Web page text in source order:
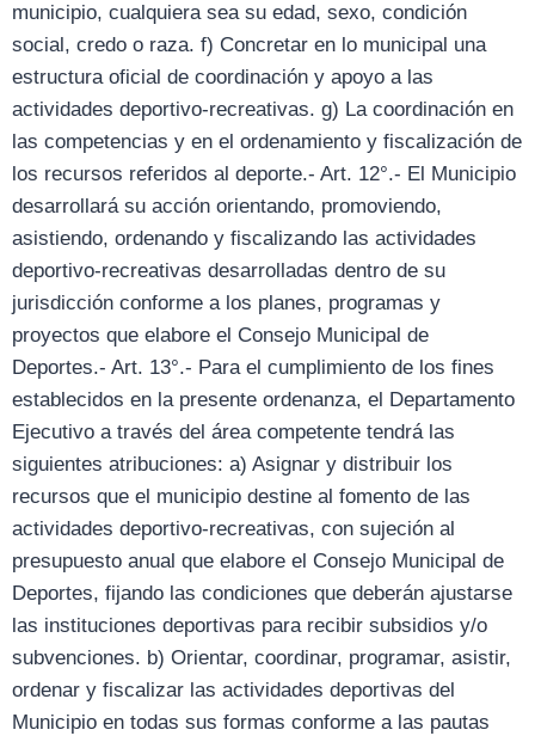
municipio, cualquiera sea su edad, sexo, condición
social, credo o raza. f) Concretar en lo municipal una
estructura oficial de coordinación y apoyo a las
actividades deportivo-recreativas. g) La coordinación en
las competencias y en el ordenamiento y fiscalización de
los recursos referidos al deporte.- Art. 12°.- El Municipio
desarrollará su acción orientando, promoviendo,
asistiendo, ordenando y fiscalizando las actividades
deportivo-recreativas desarrolladas dentro de su
jurisdicción conforme a los planes, programas y
proyectos que elabore el Consejo Municipal de
Deportes.- Art. 13°.- Para el cumplimiento de los fines
establecidos en la presente ordenanza, el Departamento
Ejecutivo a través del área competente tendrá las
siguientes atribuciones: a) Asignar y distribuir los
recursos que el municipio destine al fomento de las
actividades deportivo-recreativas, con sujeción al
presupuesto anual que elabore el Consejo Municipal de
Deportes, fijando las condiciones que deberán ajustarse
las instituciones deportivas para recibir subsidios y/o
subvenciones. b) Orientar, coordinar, programar, asistir,
ordenar y fiscalizar las actividades deportivas del
Municipio en todas sus formas conforme a las pautas